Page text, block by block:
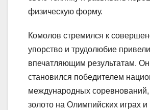
физическую форму.
Комолов стремился к
упорство и трудолюбие
впечатляющим результатам.
становился победителем
международных
золото на Олимпийских играх